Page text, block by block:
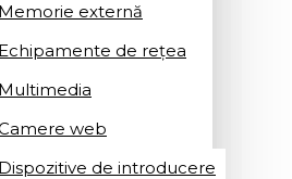
Memorie externă
Echipamente de rețea
Multimedia
web
Dispozitive de introducere